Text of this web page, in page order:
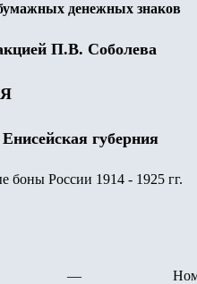
денежных знаков
П.В. Соболева
губерния
боны России 1914 - 1925 гг.
—